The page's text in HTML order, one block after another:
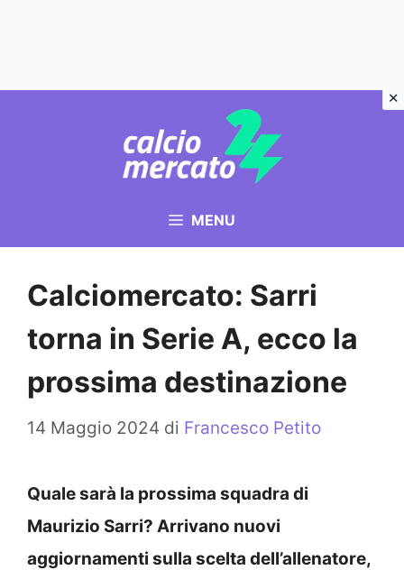
MENU
Calciomercato: Sarri
torna in Serie A, ecco la
prossima destinazione
14 Maggio 2024 di Francesco Petito
Quale sarà la prossima squadra di
Maurizio Sarri? Arrivano nuovi
aggiornamenti sulla scelta dell’allenatore,